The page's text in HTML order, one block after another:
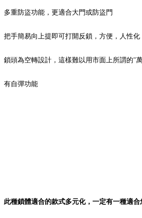
多重防盜功能，更適合大門或防盜門
把手簡易向上提即可打開反鎖，方便，人性化
鎖頭為空轉設計，這樣難以用市面上所謂的"
有自彈功能
此種鎖體適合的款式多元化，一定有一種適